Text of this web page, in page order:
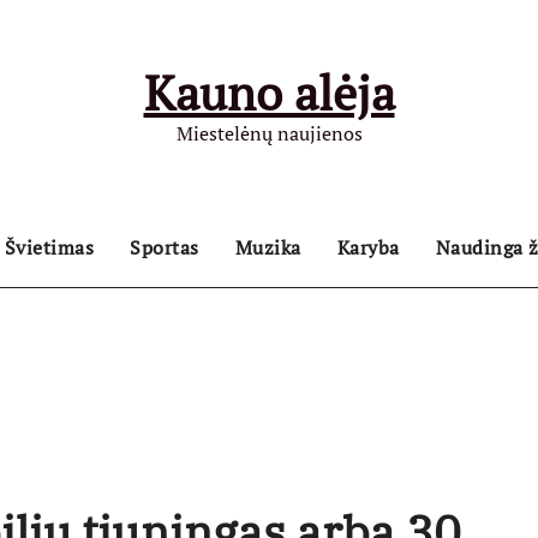
Kauno alėja
Miestelėnų naujienos
Švietimas Sportas Muzika Karyba Naudinga